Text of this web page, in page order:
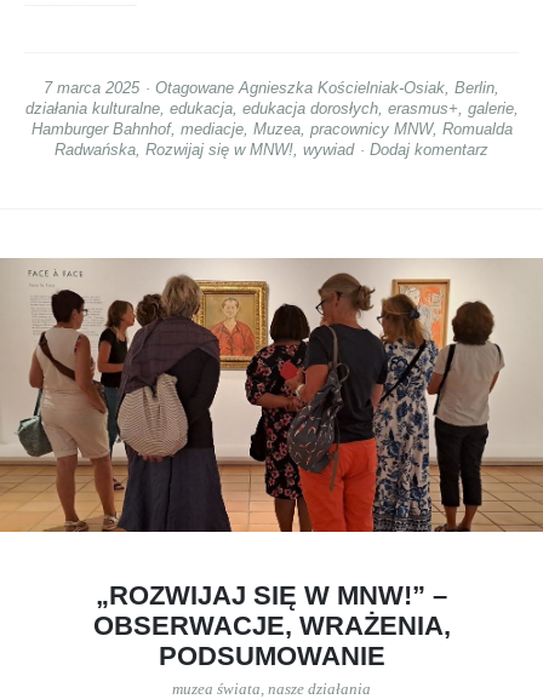
7 marca 2025 Otagowane Agnieszka Kościelniak-Osiak Berlin
działania kulturalne, edukacja, edukacja dorosłych, erasmus+ galerie,
Hamburger Bahnhof, mediacje, Muzea, pracownicy MNW, Romualda
Radwańska Rozwijaj się w MNW! wywiad Dodaj komentarz
„ROZWIJAJ SIĘ W MNW!” –
OBSERWACJE, WRAŻENIA,
PODSUMOWANIE
muzea świata nasze działania